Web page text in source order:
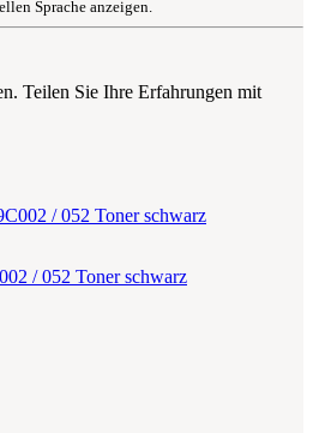
Sprache anzeigen.
Teilen Sie Ihre Erfahrungen mit
/ 052 Toner schwarz